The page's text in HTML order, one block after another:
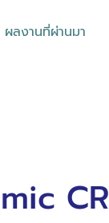
ผลงานที่ผ่านมา
CR